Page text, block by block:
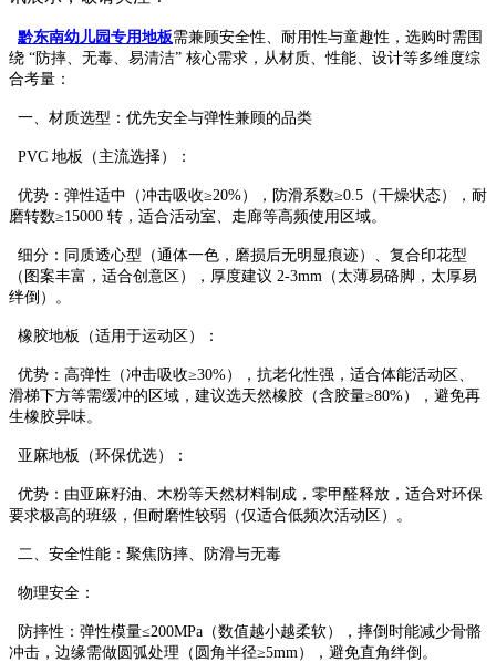
黔东南幼儿园专用地板需兼顾安全性、耐用性与童趣性，选购时需围
绕 “防摔、无毒、易清洁” 核心需求，从材质、性能、设计等多维度综
合考量：​
一、材质选型：优先安全与弹性兼顾的品类​
PVC 地板（主流选择）：​
优势：弹性适中（冲击吸收≥20%），防滑系数≥0.5（干燥状态），耐
磨转数≥15000 转，适合活动室、走廊等高频使用区域。​
细分：同质透心型（通体一色，磨损后无明显痕迹）、复合印花型
（图案丰富，适合创意区），厚度建议 2-3mm（太薄易硌脚，太厚易
绊倒）。​
橡胶地板（适用于运动区）：​
优势：高弹性（冲击吸收≥30%），抗老化性强，适合体能活动区、
滑梯下方等需缓冲的区域，建议选天然橡胶（含胶量≥80%），避免再
生橡胶异味。​
亚麻地板（环保优选）：​
优势：由亚麻籽油、木粉等天然材料制成，零甲醛释放，适合对环保
要求极高的班级，但耐磨性较弱（仅适合低频次活动区）。​
二、安全性能：聚焦防摔、防滑与无毒​
物理安全：​
防摔性：弹性模量≤200MPa（数值越小越柔软），摔倒时能减少骨骼
冲击，边缘需做圆弧处理（圆角半径≥5mm），避免直角绊倒。​